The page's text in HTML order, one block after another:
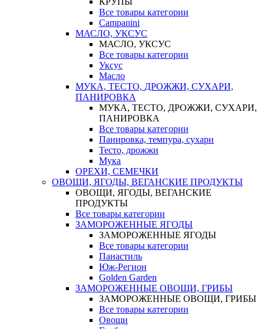
Все товары категории
Campanini
МАСЛО, УКСУС
МАСЛО, УКСУС
Все товары категории
Уксус
Масло
МУКА, ТЕСТО, ДРОЖЖИ, СУХАРИ,
ПАНИРОВКА
МУКА, ТЕСТО, ДРОЖЖИ, СУХАРИ,
ПАНИРОВКА
Все товары категории
Панировка, темпура, сухари
Тесто, дрожжи
Мука
ОРЕХИ, СЕМЕЧКИ
ОВОЩИ, ЯГОДЫ, ВЕГАНСКИЕ ПРОДУКТЫ
ОВОЩИ, ЯГОДЫ, ВЕГАНСКИЕ
ПРОДУКТЫ
Все товары категории
ЗАМОРОЖЕННЫЕ ЯГОДЫ
ЗАМОРОЖЕННЫЕ ЯГОДЫ
Все товары категории
Панастиль
Юж-Регион
Golden Garden
ЗАМОРОЖЕННЫЕ ОВОЩИ, ГРИБЫ
ЗАМОРОЖЕННЫЕ ОВОЩИ, ГРИБЫ
Все товары категории
Овощи